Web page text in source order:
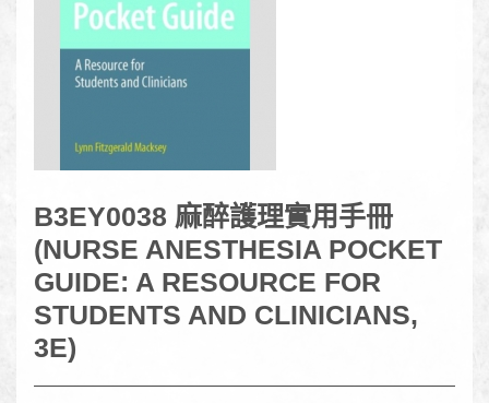
B3EY0038 麻醉護理實用手冊
(NURSE ANESTHESIA POCKET
GUIDE: A RESOURCE FOR
STUDENTS AND CLINICIANS,
3E)